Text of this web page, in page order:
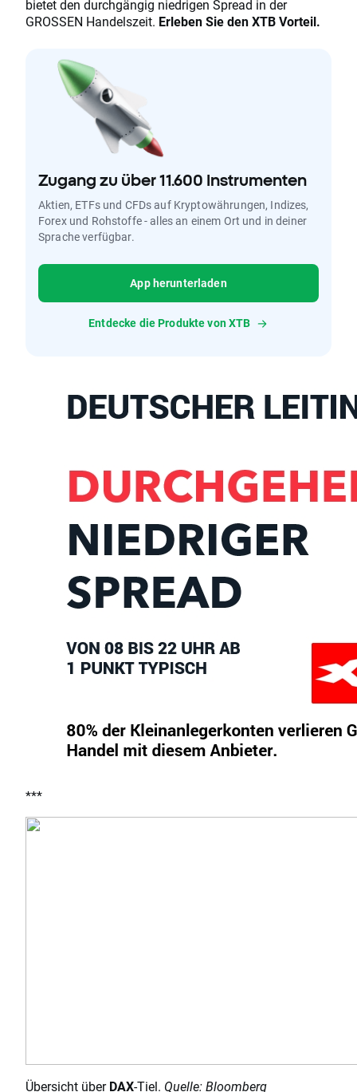
bietet den durchgängig niedrigen Spread in der
GROSSEN Handelszeit. Erleben Sie den XTB Vorteil.
Zugang zu über 11.600 Instrumenten
Aktien, ETFs und CFDs auf Kryptowährungen, Indizes,
Forex und Rohstoffe - alles an einem Ort und in deiner
Sprache verfügbar.
App herunterladen
Entdecke die Produkte von XTB
***
Übersicht überDAX-Tiel. Quelle: Bloomberg